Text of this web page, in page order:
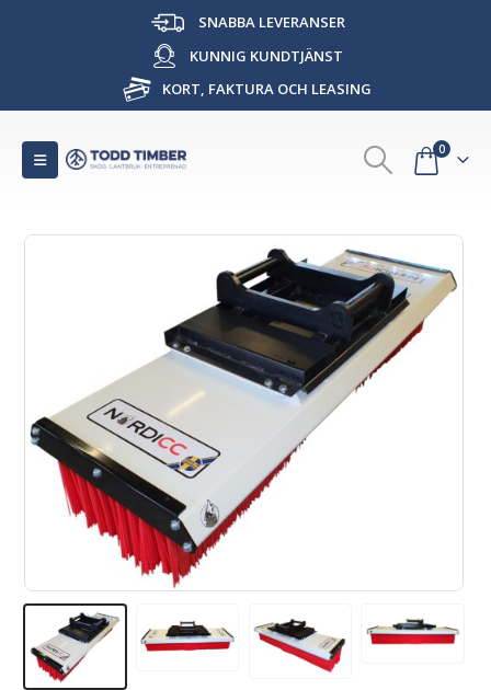
SNABBA LEVERANSER
KUNNIG KUNDTJÄNST
KORT, FAKTURA OCH LEASING
0